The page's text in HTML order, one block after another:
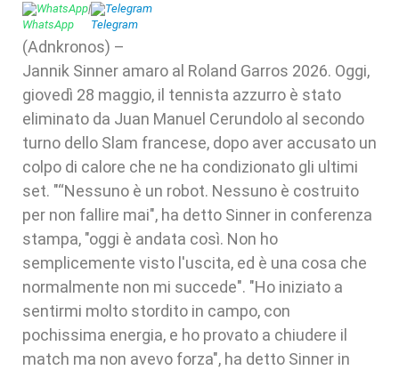
WhatsApp| Telegram
(Adnkronos) –
Jannik Sinner amaro al Roland Garros 2026. Oggi,
giovedì 28 maggio, il tennista azzurro è stato
eliminato da Juan Manuel Cerundolo al secondo
turno dello Slam francese, dopo aver accusato un
colpo di calore che ne ha condizionato gli ultimi
set. "“Nessuno è un robot. Nessuno è costruito
per non fallire mai", ha detto Sinner in conferenza
stampa, "oggi è andata così. Non ho
semplicemente visto l'uscita, ed è una cosa che
normalmente non mi succede". "Ho iniziato a
sentirmi molto stordito in campo, con
pochissima energia, e ho provato a chiudere il
match ma non avevo forza", ha detto Sinner in